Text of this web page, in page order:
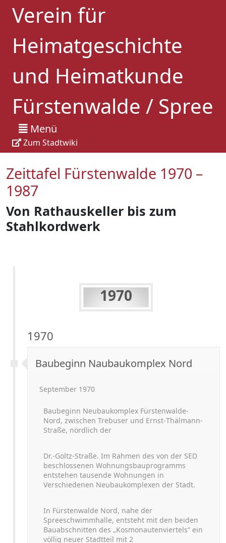
Verein für
Heimatgeschichte
und Heimatkunde
Fürstenwalde / Spree
Menü
Zum Stadtwiki
Zeittafel Fürstenwalde 1970 –
1987
Von Rathauskeller bis zum
Stahlkordwerk
1970
1970
Baubeginn Naubaukomplex Nord
September 1970
Baubeginn Neubaukomplex Fürstenwalde-
Nord, zwischen Trebuser und Ernst-Thälmann-
Straße, nördlich der
Dr.-Goltz-Straße. Im Rahmen des von der SED
beschlossenen Wohnungsbauprogramms
entstehen tausende Wohnungen in
Verschiedenen Neubaukomplexen der Stadt.
In Fürstenwalde Nord, nahe der
Spreeschwimmhalle, entsteht mit den beiden
Bauabschnitten des „Kosmonautenviertels“ ein
völlig neuer Stadtteil mit 2